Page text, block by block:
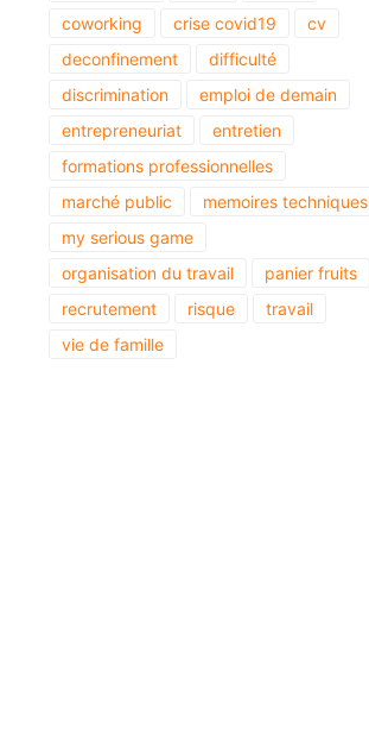
coworking
crise covid19
cv
deconfinement
difficulté
discrimination
emploi de demain
entrepreneuriat
entretien
formations professionnelles
marché public
memoires techniques
my serious game
organisation du travail
panier fruits
recrutement
risque
travail
vie de famille